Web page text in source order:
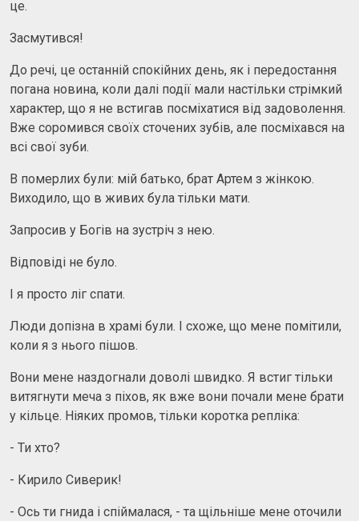
це.
Засмутився!
До речі, це останній спокійних день, як і передостання
погана новина, коли далі події мали настільки стрімкий
характер, що я не встигав посміхатися від задоволення.
Вже соромився своїх сточених зубів, але посміхався на
всі свої зуби.
В померлих були: мій батько, брат Артем з жінкою.
Виходило, що в живих була тільки мати.
Запросив у Богів на зустріч з нею.
Відповіді не було.
І я просто ліг спати.
Люди допізна в храмі були. І схоже, що мене помітили,
коли я з нього пішов.
Вони мене наздогнали доволі швидко. Я встиг тільки
витягнути меча з піхов, як вже вони почали мене брати
у кільце. Ніяких промов, тільки коротка репліка:
- Ти хто?
- Кирило Сиверик!
- Ось ти гнида і спіймалася, - та щільніше мене оточили